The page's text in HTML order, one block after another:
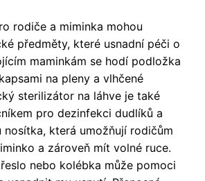
rodiče a miminka mohou
předměty, které usnadní péči o
maminkám se hodí podložka
na pleny a vlhčené
sterilizátor na láhve je také
pro dezinfekci dudlíků a
nosítka, která umožňují rodičům
a zároveň mít volné ruce.
nebo kolébka může pomoci